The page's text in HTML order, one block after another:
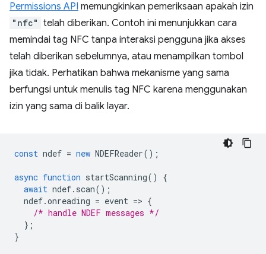
Permissions API memungkinkan pemeriksaan apakah izin
"nfc" telah diberikan. Contoh ini menunjukkan cara
memindai tag NFC tanpa interaksi pengguna jika akses
telah diberikan sebelumnya, atau menampilkan tombol
jika tidak. Perhatikan bahwa mekanisme yang sama
berfungsi untuk menulis tag NFC karena menggunakan
izin yang sama di balik layar.
const ndef = new NDEFReader();
async function startScanning()
{
await ndef. scan();
ndef.onreading = event => {
/* handle NDEF messages */
};
}